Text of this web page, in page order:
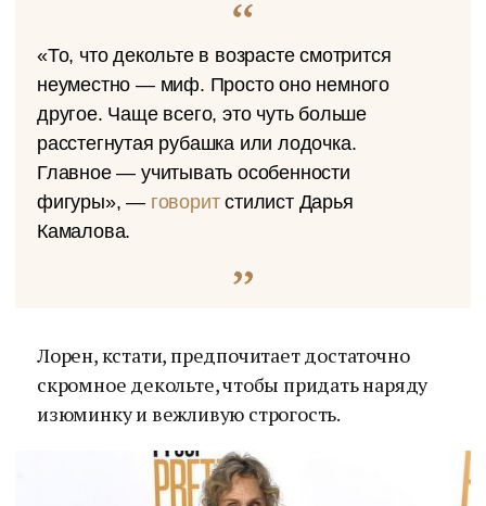
«То, что декольте в возрасте смотрится
неуместно — миф. Просто оно немного
другое. Чаще всего, это чуть больше
расстегнутая рубашка или лодочка.
Главное — учитывать особенности
фигуры», — говоритстилист Дарья
Камалова.
Лорен, кстати, предпочитает достаточно
скромное декольте, чтобы придать наряду
изюминку и вежливую строгость.